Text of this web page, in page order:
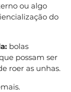
ou algo
do
bolas
possam ser
roer as unhas.